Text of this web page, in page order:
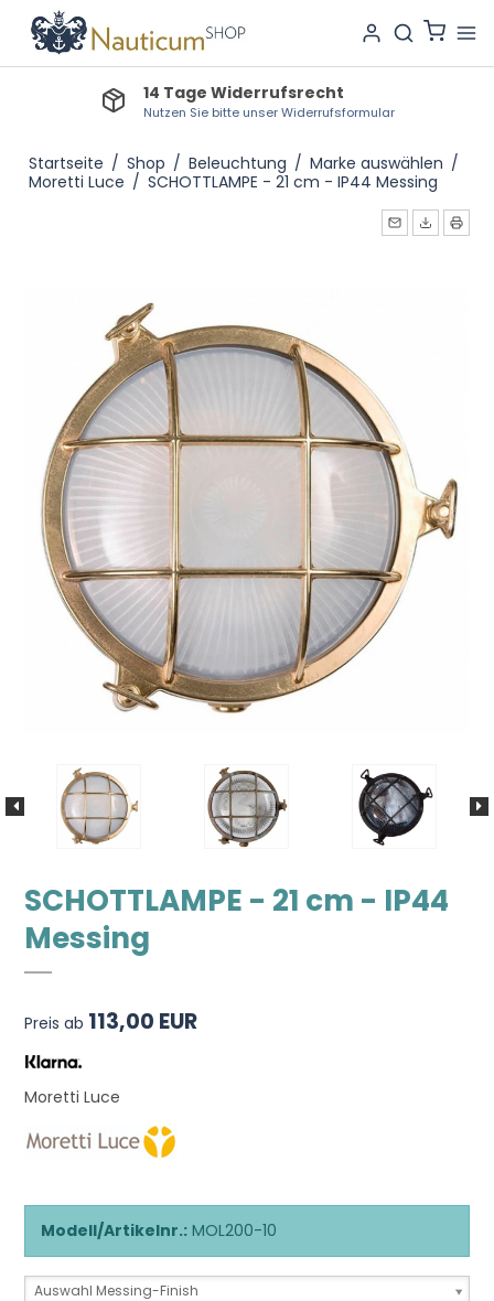
14 Tage Widerrufsrecht
Nutzen Sie bitte unser Widerrufsformular
Startseite / Shop / Beleuchtung / Marke auswählen /
Moretti Luce / SCHOTTLAMPE - 21 cm - IP44 Messing
SCHOTTLAMPE - 21 cm - IP44
Messing
Preis ab 113,00 EUR
Moretti Luce
Modell/Artikelnr.: MOL200-10
Auswahl Messing-Finish